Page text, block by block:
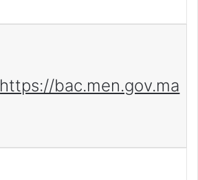
https://bac.men.gov.ma/